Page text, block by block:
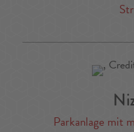
Parkanlage mit